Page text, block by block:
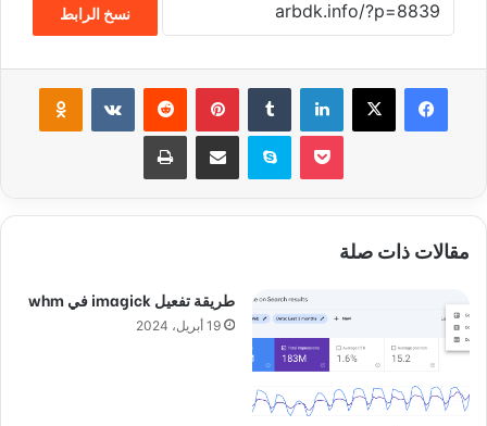
نسخ الرابط
فيسبوك لينكدإن بينتيريست
سكايب
مقالات ذات صلة
طريقة تفعيل imagick في whm
19 أبريل، 2024